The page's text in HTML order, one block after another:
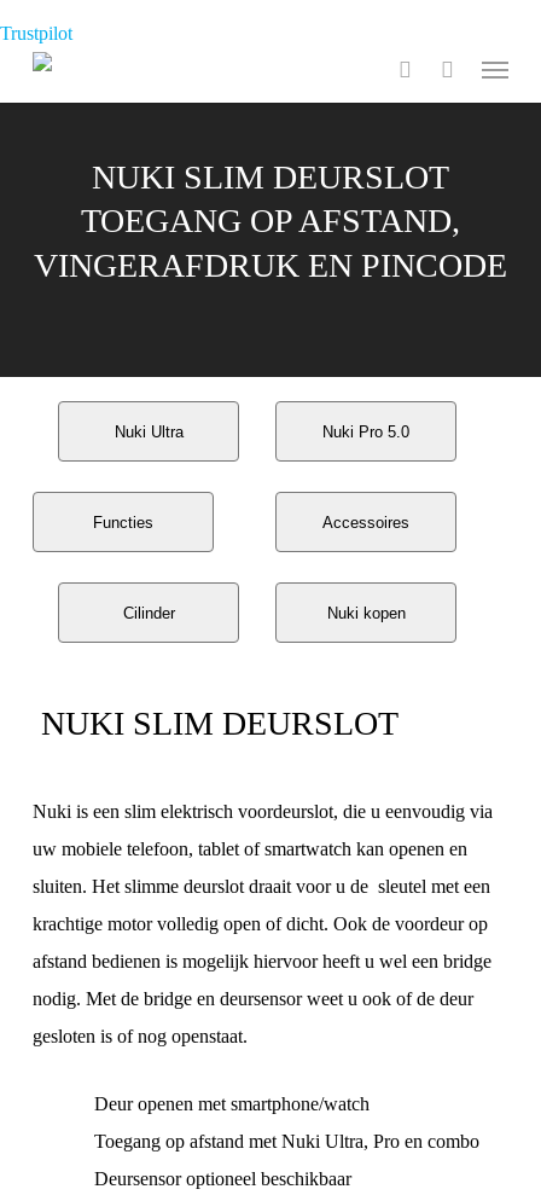
Trustpilot
Menu
NUKI SLIM DEURSLOT
TOEGANG OP AFSTAND,
VINGERAFDRUK EN PINCODE
Nuki Ultra Nuki Pro 5.0
Functies Accessoires
Cilinder Nuki kopen
NUKI SLIM DEURSLOT
Nuki is een slim elektrisch voordeurslot, die u eenvoudig via
uw mobiele telefoon, tablet of smartwatch kan openen en
sluiten. Het slimme deurslot draait voor u de sleutel met een
krachtige motor volledig open of dicht. Ook de voordeur op
afstand bedienen is mogelijk hiervoor heeft u wel een bridge
nodig. Met de bridge en deursensor weet u ook of de deur
gesloten is of nog openstaat.
Deur openen met smartphone/watch
Toegang op afstand met Nuki Ultra, Pro en combo
Deursensor optioneel beschikbaar